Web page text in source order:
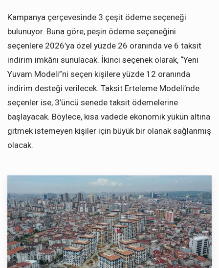
Kampanya çerçevesinde 3 çeşit ödeme seçeneği
bulunuyor. Buna göre, peşin ödeme seçeneğini
seçenlere 2026’ya özel yüzde 26 oranında ve 6 taksit
indirim imkânı sunulacak. İkinci seçenek olarak, “Yeni
Yuvam Modeli”ni seçen kişilere yüzde 12 oranında
indirim desteği verilecek. Taksit Erteleme Modeli’nde
seçenler ise, 3’üncü senede taksit ödemelerine
başlayacak. Böylece, kısa vadede ekonomik yükün altına
gitmek istemeyen kişiler için büyük bir olanak sağlanmış
olacak.